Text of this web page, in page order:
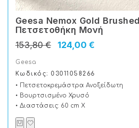
Geesa Nemox Gold
Πετσετοθήκη Μονή
124,00 €
153,80 €
Geesa
Κωδικός: 03011058266
• Πετσετοκρεμάστρα Ανοξείδωτη
• Βουρτσισμένο Χρυσό
• Διαστάσεις: 60 cm X